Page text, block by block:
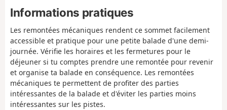
Informations pratiques
Les remontées mécaniques rendent ce sommet facilement
accessible et pratique pour une petite balade d'une demi-
journée. Vérifie les horaires et les fermetures pour le
déjeuner si tu comptes prendre une remontée pour revenir
et organise ta balade en conséquence. Les remontées
mécaniques te permettent de profiter des parties
intéressantes de la balade et d'éviter les parties moins
intéressantes sur les pistes.